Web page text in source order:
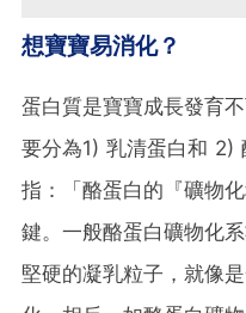
想寶寶易消化？
蛋白質是寶寶成長發育
要分為1) 乳清蛋白和 2)
指：「酪蛋白的『礦物
鍵。一般酪蛋白礦物化
堅硬的凝乳粒子，就像